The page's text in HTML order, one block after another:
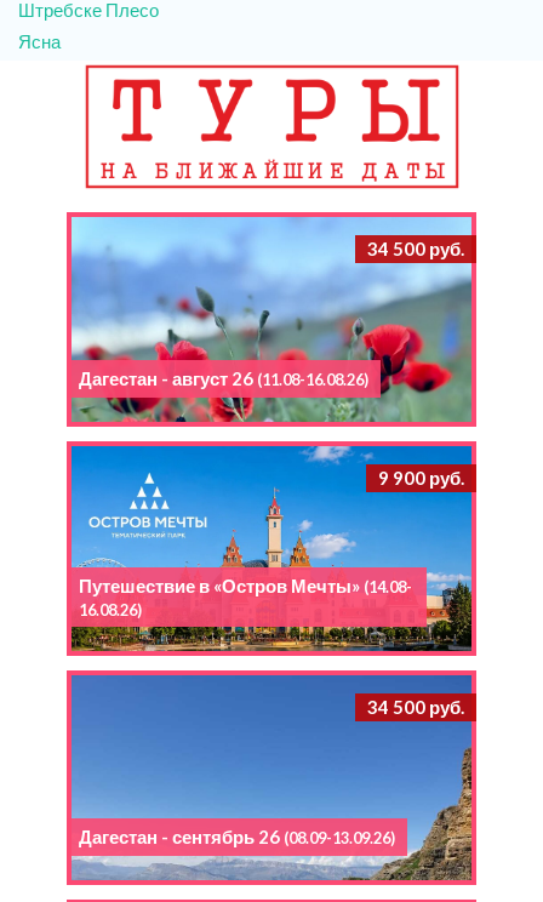
Штребске Плесо
Ясна
34 500 руб.
Дагестан - август 26 (11.08-16.08.26)
9 900 руб.
Путешествие в «Остров Мечты» (14.08-
16.08.26)
34 500 руб.
Дагестан - сентябрь 26 (08.09-13.09.26)